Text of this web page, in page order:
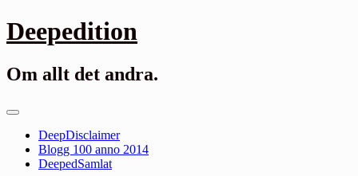
Gå
till
Deepedition
Om allt det andra.
Primär
DeepDisclaimer
Blogg 100 anno 2014
DeepedSamlat